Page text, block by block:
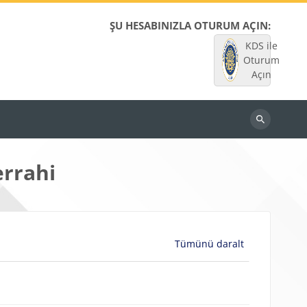
ŞU HESABINIZLA OTURUM AÇIN:
KDS ile
Oturum
Açın
Dersleri
Tümünü daralt